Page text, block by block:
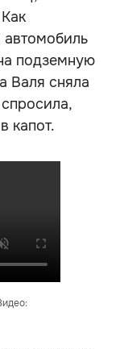
подземную
Валя сняла
капот.